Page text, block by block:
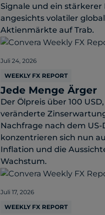
Signale und ein
angesichts volatiler
Aktienmärkte auf Trab.
Juli 24, 2026
WEEKLY FX REPORT
Jede Menge Ärger
Der Ölpreis über 100
veränderte
Nachfrage nach dem
konzentrieren sich nun
Inflation und die
Wachstum.
Juli 17, 2026
WEEKLY FX REPORT